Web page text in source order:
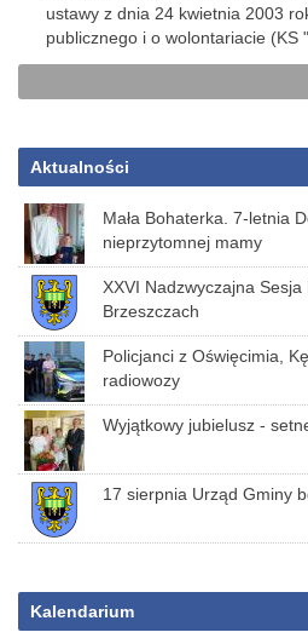
ustawy z dnia 24 kwietnia 2003
publicznego i o wolontariacie (KS
Aktualności
Mała Bohaterka. 7-letnia
nieprzytomnej mamy
XXVI Nadzwyczajna
Brzeszczach
Policjanci z Oświęcimia,
radiowozy
Wyjątkowy jubielusz -
17 sierpnia Urząd Gminy
Kalendarium